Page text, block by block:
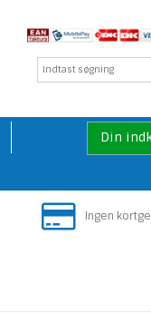
Din
Ingen